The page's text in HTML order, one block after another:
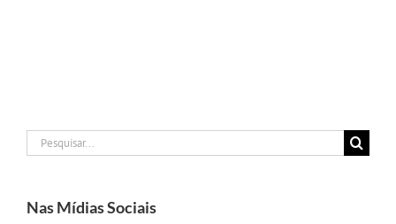
Buscar
resultados
Nas Mídias Sociais